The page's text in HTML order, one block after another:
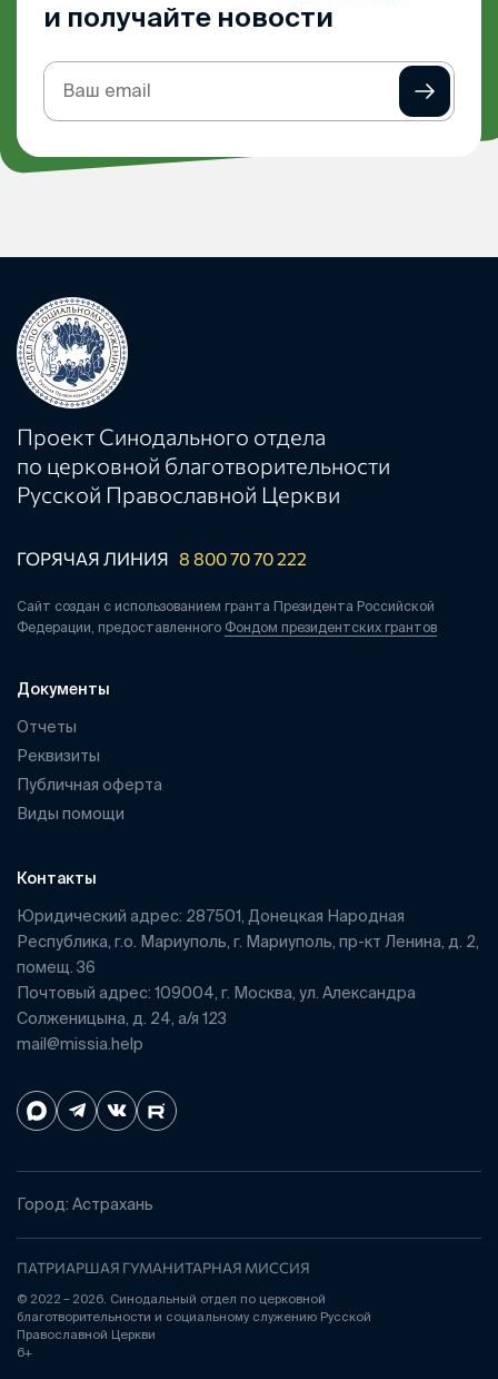
и получайте новости
Подписка
на
Проект Синодального отдела
по церковной благотворительности
Русской Православной Церкви
ГОРЯЧАЯ ЛИНИЯ 8 800 70 70 222
Сайт создан с использованием гранта Президента Российской
Федерации, предоставленного Фондом президентских грантов
Документы
Отчеты
Реквизиты
Публичная оферта
Виды помощи
Контакты
Юридический адрес: 287501, Донецкая Народная
Республика, г.о. Мариуполь, г. Мариуполь, пр-кт Ленина, д. 2,
помещ. 36
Почтовый адрес: 109004, г. Москва, ул. Александра
Солженицына, д. 24, а/я 123
mail@missia.help
Город: Астрахань
ПАТРИАРШАЯ ГУМАНИТАРНАЯ МИССИЯ
© 2022 – 2026. Синодальный отдел по церковной
благотворительности и социальному служению Русской
Православной Церкви
6+